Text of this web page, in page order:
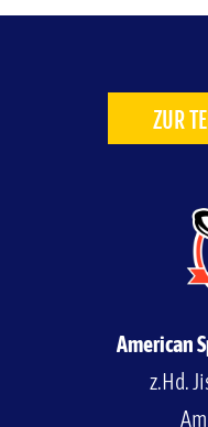
ZUR
American
z.Hd.